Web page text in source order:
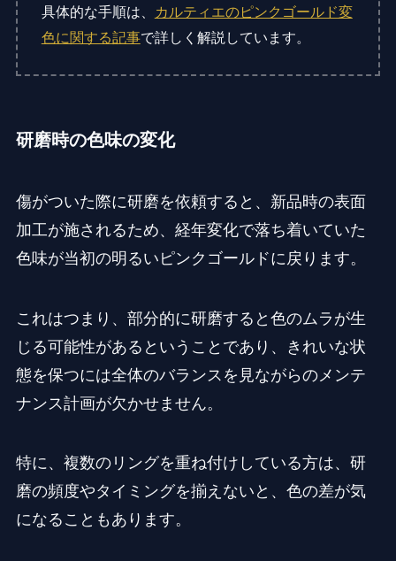
具体的な手順は、
カルティエのピンクゴールド変
色に関する記事で詳しく解説しています。
研磨時の色味の変化
傷がついた際に研磨を依頼すると、新品時の表面
加工が施されるため、経年変化で落ち着いていた
色味が当初の明るいピンクゴールドに戻ります。
これはつまり、部分的に研磨すると色のムラが生
じる可能性があるということであり、きれいな状
態を保つには全体のバランスを見ながらのメンテ
ナンス計画が欠かせません。
特に、複数のリングを重ね付けしている方は、研
磨の頻度やタイミングを揃えないと、色の差が気
になることもあります。